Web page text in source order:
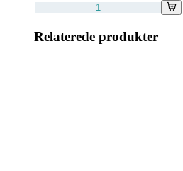
Relaterede produkter